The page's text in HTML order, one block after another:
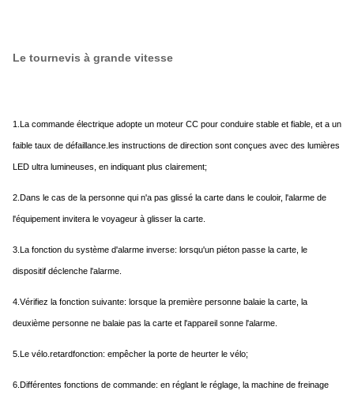
Le tournevis à grande vitesse
1. La commande électrique adopte un moteur CC pour conduire stable et fiable, et a un
faible taux de défaillance.les instructions de direction sont conçues avec des lumières
LED ultra lumineuses, en indiquant plus clairement;
2. Dans le cas de la personne qui n'a pas glissé la carte dans le couloir, l'alarme de
l'équipement invitera le voyageur à glisser la carte.
3. La fonction du système d'alarme inverse: lorsqu'un piéton passe la carte, le
dispositif déclenche l'alarme.
4. Vérifiez la fonction suivante: lorsque la première personne balaie la carte, la
deuxième personne ne balaie pas la carte et l'appareil sonne l'alarme.
5. Le vélo. retardfonction: empêcher la porte de heurter le vélo;
6. Différentes fonctions de commande: en réglant le réglage, la machine de freinage